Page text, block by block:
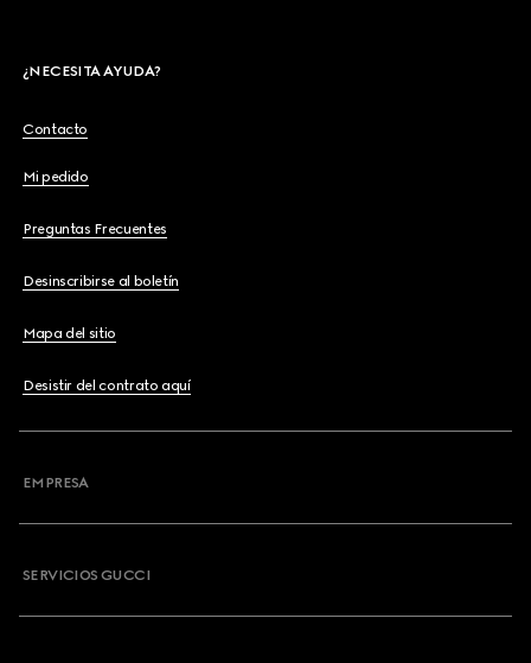
¿NECESITA AYUDA?
Contacto
Mi pedido
Preguntas Frecuentes
Desinscribirse al boletín
Mapa del sitio
Desistir del contrato aquí
EMPRESA
SERVICIOS GUCCI